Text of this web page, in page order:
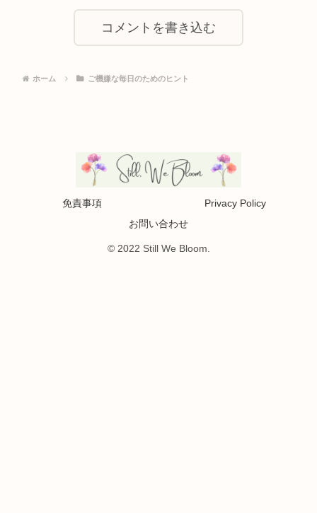
コメントを書き込む
ホーム ご機嫌な毎日のためのヒント
免責事項
Privacy Policy
お問い合わせ
© 2022 Still We Bloom.